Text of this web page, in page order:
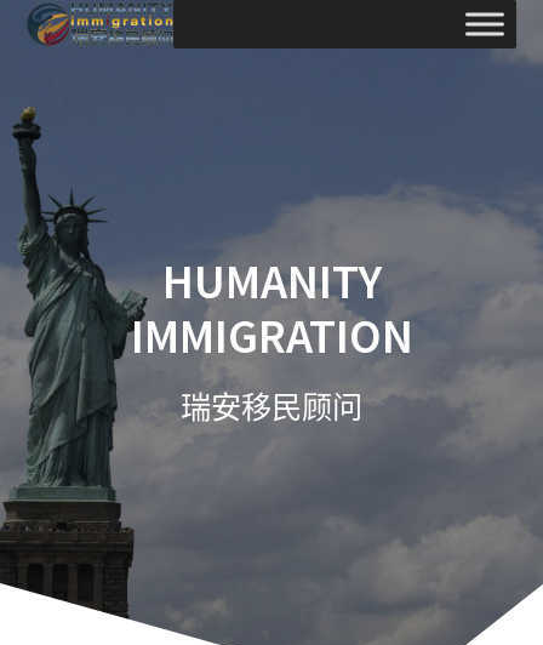
HUMANITY
IMMIGRATION
瑞安移民顾问